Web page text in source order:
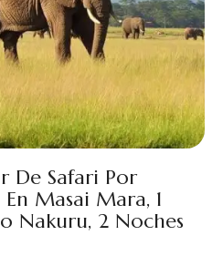
De Safari Por
Masai Mara, 1
Nakuru, 2 Noches